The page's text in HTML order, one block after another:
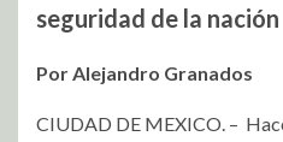
seguridad de la nación
Por Alejandro Granados
CIUDAD DE MEXICO. –